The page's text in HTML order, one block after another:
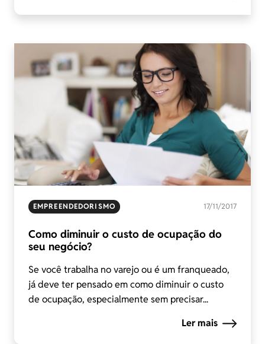
EMPREENDEDORISMO 17/11/2017
Como diminuir o custo de ocupação do
seu negócio?
Se você trabalha no varejo ou é um franqueado,
já deve ter pensado em como diminuir o custo
de ocupação, especialmente sem precisar...
Ler mais